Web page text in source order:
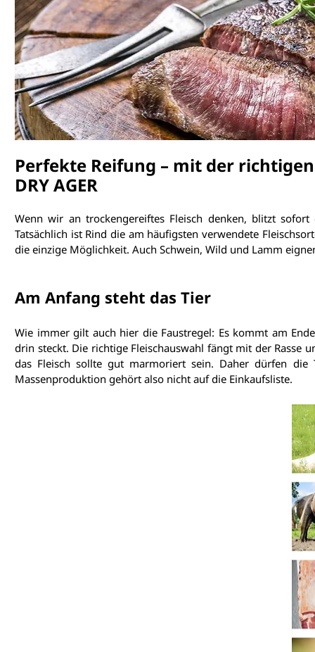
Perfekte Reifung – mit der
DRY AGER
Wenn wir an trockengereiftes Fleisch denken, blitzt
Tatsächlich ist Rind die am häufigsten verwendete
die einzige Möglichkeit. Auch Schwein, Wild und Lamm
Am Anfang steht das Tier
Wie immer gilt auch hier die Faustregel: Es kommt am
drin steckt. Die richtige Fleischauswahl fängt mit der Rasse
das Fleisch sollte gut marmoriert sein. Daher dürfen die
Massenproduktion gehört also nicht auf die Einkaufsliste.